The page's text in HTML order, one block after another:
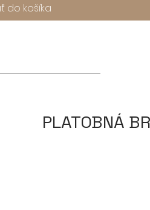
do košíka
PLATOBNÁ